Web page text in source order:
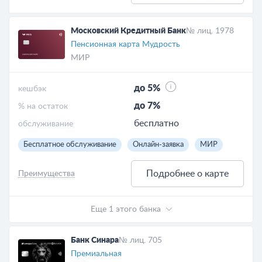
Московский Кредитный Банк№ лиц. 1978
Пенсионная карта Мудрость
МИР
до 5%
кешбэк
до 7%
% на остаток
бесплатно
обслуживание
Подробнее о карте
Преимущества
Бесплатное обслуживание Онлайн-заявка МИР
Еще 1 этого банка
Банк Синара№ лиц. 705
Премиальная